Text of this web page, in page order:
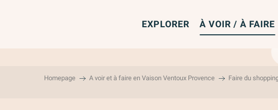
EXPLORER À VOIR / À FAIRE
Homepage A voir et à faire en Vaison Ventoux Provence Faire du